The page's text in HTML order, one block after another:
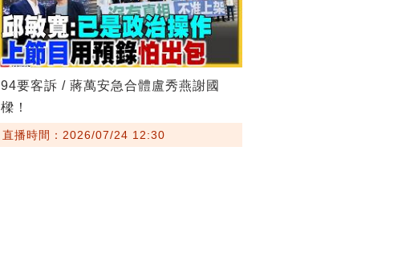
94要客訴 / 蔣萬安急合體盧秀燕謝國
樑！
直播時間：2026/07/24 12:30